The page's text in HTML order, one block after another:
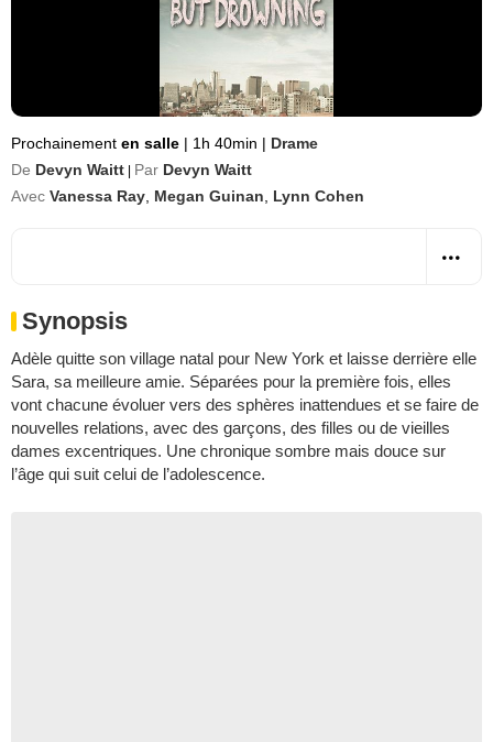
Prochainement en salle | 1h 40min | Drame
De Devyn Waitt Par Devyn Waitt
Avec Vanessa Ray Megan Guinan Lynn Cohen
Synopsis
Adèle quitte son village natal pour New York et laisse derrière elle
Sara, sa meilleure amie. Séparées pour la première fois, elles
vont chacune évoluer vers des sphères inattendues et se faire de
nouvelles relations, avec des garçons, des filles ou de vieilles
dames excentriques. Une chronique sombre mais douce sur
l’âge qui suit celui de l’adolescence.